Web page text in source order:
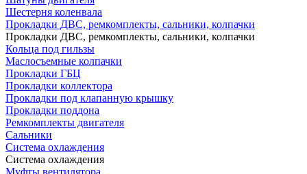
Шестерня коленвала
Прокладки ДВС, ремкомплекты, сальники, колпачки
Прокладки ДВС, ремкомплекты, сальники, колпачки
Кольца под гильзы
Маслосъемные колпачки
Прокладки ГБЦ
Прокладки коллектора
Прокладки под клапанную крышку
Прокладки поддона
Ремкомплекты двигателя
Сальники
Система охлаждения
Система охлаждения
Муфты вентилятора